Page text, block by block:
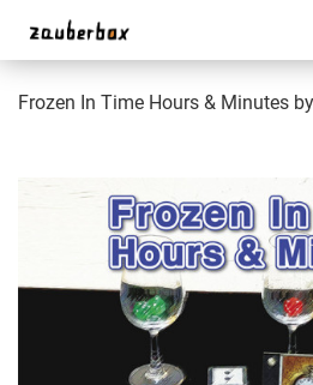
Frozen In Time Hours & Minutes